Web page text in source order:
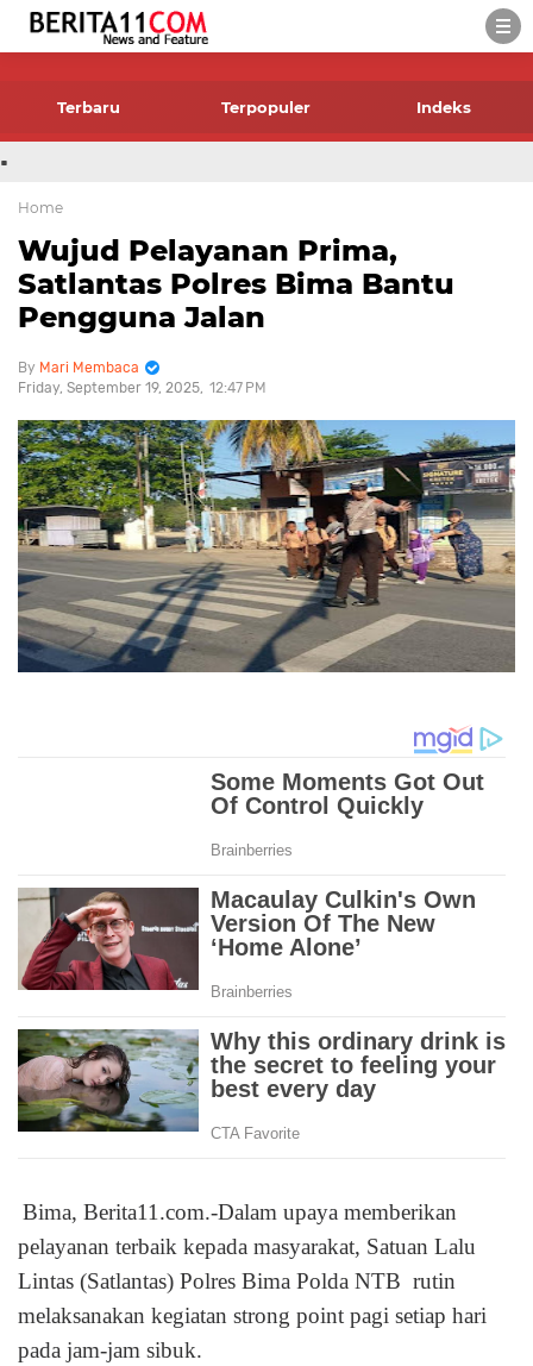
Terbaru Terpopuler Indeks
.
Home
Wujud Pelayanan Prima,
Satlantas Polres Bima Bantu
Pengguna Jalan
Mari Membaca
Friday, September 19, 2025 12:47 PM
Bima, Berita11.com.-Dalam upaya memberikan
pelayanan terbaik kepada masyarakat, Satuan Lalu
Lintas (Satlantas) Polres Bima Polda NTB rutin
melaksanakan kegiatan strong point pagi setiap hari
pada jam-jam sibuk.